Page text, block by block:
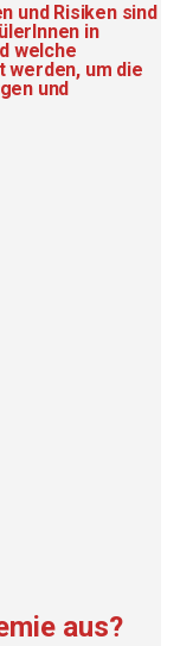
und Risiken sind
in
welche
um die
und
aus?